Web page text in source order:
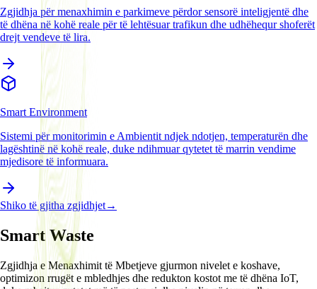
Zgjidhja për menaxhimin e parkimeve përdor sensorë inteligjentë dhe
të dhëna në kohë reale për të lehtësuar trafikun dhe udhëhequr shoferët
drejt vendeve të lira.
Smart Environment
Sistemi për monitorimin e Ambientit ndjek ndotjen, temperaturën dhe
lagështinë në kohë reale, duke ndihmuar qytetet të marrin vendime
mjedisore të informuara.
Shiko të gjitha zgjidhjet→
Smart Waste
Zgjidhja e Menaxhimit të Mbetjeve gjurmon nivelet e koshave,
optimizon rrugët e mbledhjes dhe redukton kostot me të dhëna IoT,